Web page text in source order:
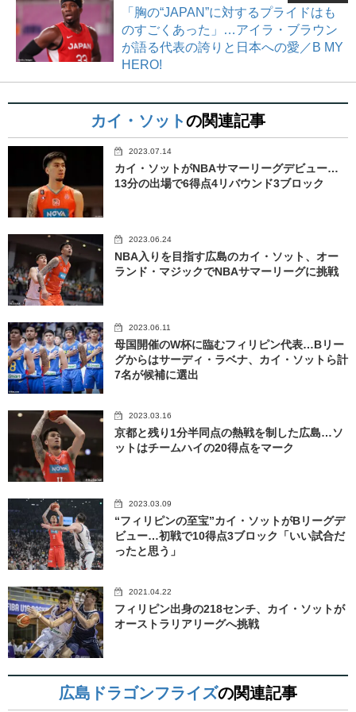
「胸の“JAPAN”に対するプライドはも
のすごくあった」…アイラ・ブラウン
が語る代表の誇りと日本への愛／B MY
HERO!
カイ・ソットの関連記事
2023.07.14
カイ・ソットがNBAサマーリーグデビュー…
13分の出場で6得点4リバウンド3ブロック
2023.06.24
NBA入りを目指す広島のカイ・ソット、オー
ランド・マジックでNBAサマーリーグに挑戦
2023.06.11
母国開催のW杯に臨むフィリピン代表…Bリー
グからはサーディ・ラベナ、カイ・ソットら計
7名が候補に選出
2023.03.16
京都と残り1分半同点の熱戦を制した広島…ソ
ットはチームハイの20得点をマーク
2023.03.09
“フィリピンの至宝”カイ・ソットがBリーグデ
ビュー…初戦で10得点3ブロック「いい試合だ
ったと思う」
2021.04.22
フィリピン出身の218センチ、カイ・ソットが
オーストラリアリーグへ挑戦
広島ドラゴンフライズの関連記事